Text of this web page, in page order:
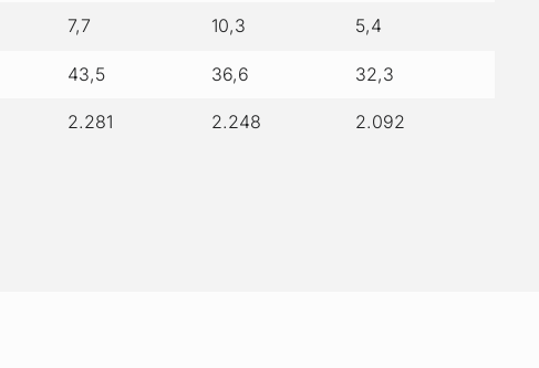
7,7 10,3 5,4
43,5 36,6 32,3
2.281 2.248 2.092